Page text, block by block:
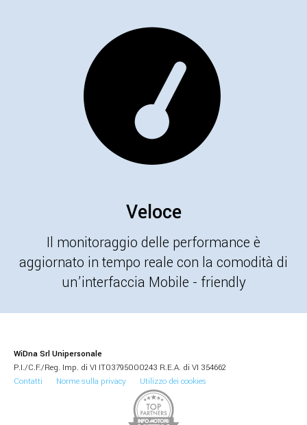
Veloce
Il monitoraggio delle performance è
aggiornato in tempo reale con la comodità di
un’interfaccia Mobile - friendly
WiDna Srl Unipersonale
P.I./C.F./Reg. Imp. di VI IT03795000243 R.E.A. di VI 354662
Contatti
Norme sulla privacy Utilizzo dei cookies